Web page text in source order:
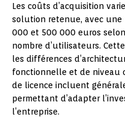
Les coûts d’acquisition
solution retenue, avec une
000 et 500 000 euros
nombre d’utilisateurs.
les différences
fonctionnelle et de niveau
de licence incluent
permettant d’adapter
l’entreprise.